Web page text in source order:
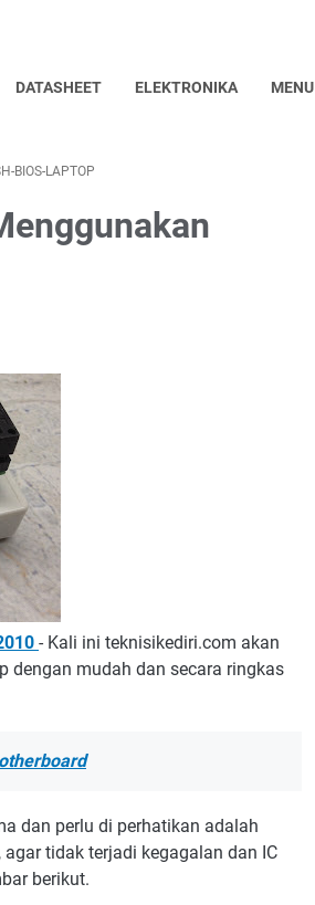
DATASHEET ELEKTRONIKA MENU
BIOS-LAPTOP
- Kali ini teknisikediri.com akan
dengan mudah dan secara ringkas
dan perlu di perhatikan adalah
tidak terjadi kegagalan dan IC
berikut.